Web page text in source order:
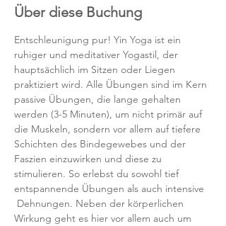
Über diese Buchung
Entschleunigung pur! Yin Yoga ist ein
ruhiger und meditativer Yogastil, der
hauptsächlich im Sitzen oder Liegen
praktiziert wird. Alle Übungen sind im Kern
passive Übungen, die lange gehalten
werden (3-5 Minuten), um nicht primär auf
die Muskeln, sondern vor allem auf tiefere
Schichten des Bindegewebes und der
Faszien einzuwirken und diese zu
stimulieren. So erlebst du sowohl tief
entspannende Übungen als auch intensive
Dehnungen. Neben der körperlichen
Wirkung geht es hier vor allem auch um